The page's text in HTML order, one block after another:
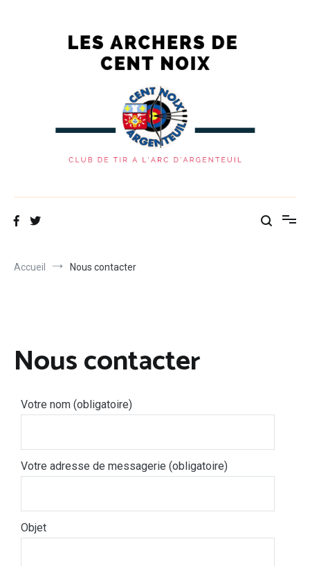
Accueil Nous contacter
Nous contacter
Votre nom (obligatoire)
Votre adresse de messagerie (obligatoire)
Objet